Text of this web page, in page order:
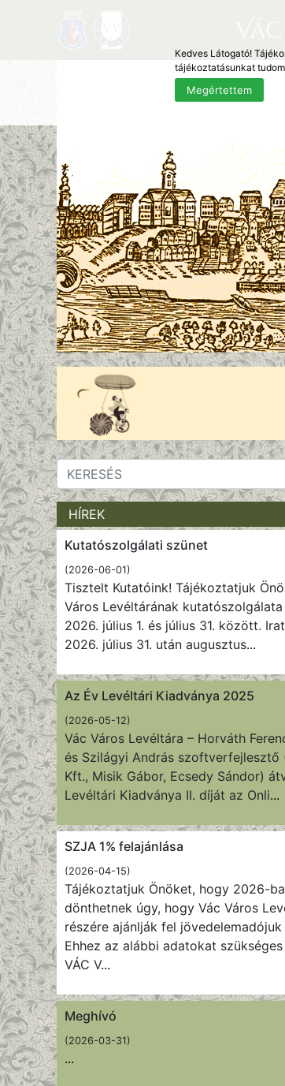
HÍREK
Kutatószolgálati szünet
(2026-06-01)
Tisztelt Kutatóink! Tájékoztatjuk
Város Levéltárának
2026. július 1. és július 31. között.
2026. július 31. után augusztus...
Az Év Levéltári Kiadványa 2025
(2026-05-12)
Vác Város Levéltára – Horváth
és Szilágyi András szoftverfejlesztő
Kft., Misik Gábor, Ecsedy Sándor)
Levéltári Kiadványa II. díját az Onli...
SZJA 1% felajánlása
(2026-04-15)
Tájékoztatjuk Önöket, hogy 2026-
dönthetnek úgy, hogy Vác Város
részére ajánlják fel jövedelemadójuk
Ehhez az alábbi adatokat
VÁC V...
Meghívó
(2026-03-31)
...
Kedves Látogató!
tájékoztatásunkat
Megértettem